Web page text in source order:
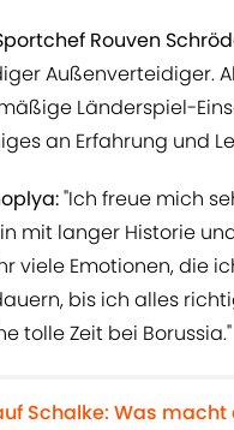
Rouven
Außenverteidiger.
Länderspiel-
an Erfahrung und
"Ich freue mich
mit langer Historie
viele Emotionen, die
bis ich alles
tolle Zeit bei Borussia."
Schalke: Was